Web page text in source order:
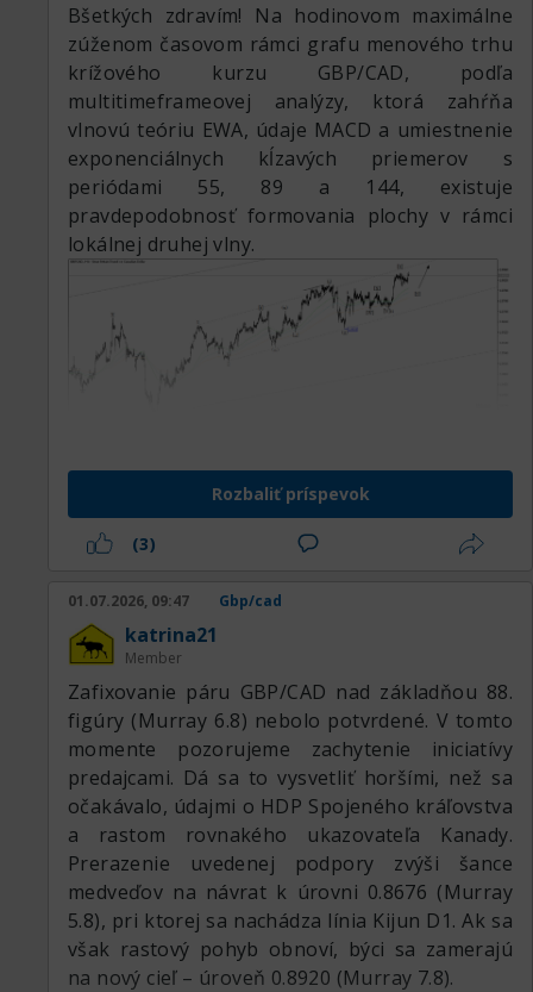
Вšetkých zdravím! Na hodinovom maximálne
zúženom časovom rámci grafu menového trhu
krížového kurzu GBP/CAD, podľa
multitimeframeovej analýzy, ktorá zahŕňa
vlnovú teóriu EWA, údaje MACD a umiestnenie
exponenciálnych kĺzavých priemerov s
periódami 55, 89 a 144, existuje
pravdepodobnosť formovania plochy v rámci
lokálnej druhej vlny.
Rozbaliť príspevok
(3)
01.07.2026, 09:47 Gbp/cad
katrina21
Member
Zafixovanie páru GBP/CAD nad základňou 88.
figúry (Murray 6.8) nebolo potvrdené. V tomto
momente pozorujeme zachytenie iniciatívy
predajcami. Dá sa to vysvetliť horšími, než sa
očakávalo, údajmi o HDP Spojeného kráľovstva
a rastom rovnakého ukazovateľa Kanady.
Prerazenie uvedenej podpory zvýši šance
medveďov na návrat k úrovni 0.8676 (Murray
5.8), pri ktorej sa nachádza línia Kijun D1. Ak sa
však rastový pohyb obnoví, býci sa zamerajú
na nový cieľ – úroveň 0.8920 (Murray 7.8).